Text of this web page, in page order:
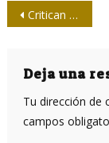
entradas
Critican negación de visas de EE.UU. a delegación de la sociedad civil cubana
Deja una
Tu dirección de
campos